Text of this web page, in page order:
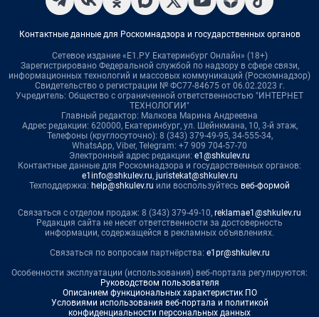
Контактные данные для Роскомнадзора и государственных органов
Сетевое издание «Е1.РУ Екатеринбург Онлайн» (18+)
Зарегистрировано Федеральной службой по надзору в сфере связи,
информационных технологий и массовых коммуникаций (Роскомнадзор)
Свидетельство о регистрации № ФС77-84675 от 06.02.2023 г.
Учредитель: Общество с ограниченной ответственностью "ИНТЕРНЕТ
ТЕХНОЛОГИИ"
Главный редактор: Малкова Марина Андреевна
Адрес редакции: 620000, Екатеринбург, ул. Шейнкмана, 10, 3-й этаж,
Телефоны (круглосуточно): 8 (343) 379-49-95, 34-555-34,
WhatsApp, Viber, Telegram: +7 909 704-57-70
Электронный адрес редакции: e1@shkulev.ru
Контактные данные для Роскомнадзора и государственных органов:
e1info@shkulev.ru, juristekat@shkulev.ru
Техподдержка: help@shkulev.ru или воспользуйтесь веб-формой
Связаться с отделом продаж: 8 (343) 379-49-10, reklamae1@shkulev.ru
Редакция сайта не несет ответственности за достоверность
информации, содержащейся в рекламных объявлениях.
Связаться по вопросам партнёрства: e1pr@shkulev.ru
Особенности эксплуатации (использования) веб-портала регулируются:
Руководством пользователя
Описанием функциональных характеристик ПО
Условиями использования веб-портала и политикой
конфиденциальности персональных данных